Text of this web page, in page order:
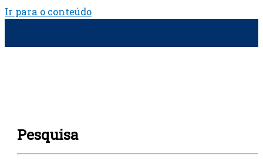
Ir para o conteúdo
Pesquisa